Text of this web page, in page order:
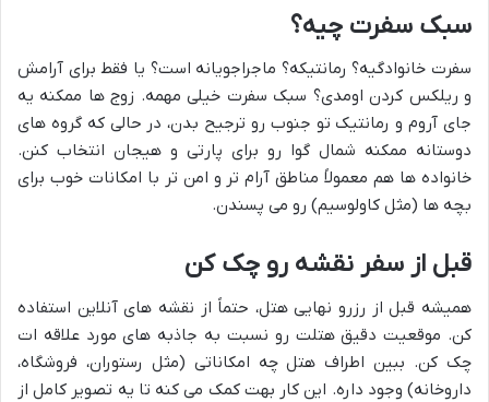
سبک سفرت چیه؟
سفرت خانوادگیه؟ رمانتیکه؟ ماجراجویانه است؟ یا فقط برای آرامش
و ریلکس کردن اومدی؟ سبک سفرت خیلی مهمه. زوج ها ممکنه یه
جای آروم و رمانتیک تو جنوب رو ترجیح بدن، در حالی که گروه های
دوستانه ممکنه شمال گوا رو برای پارتی و هیجان انتخاب کنن.
خانواده ها هم معمولاً مناطق آرام تر و امن تر با امکانات خوب برای
بچه ها (مثل کاولوسیم) رو می پسندن.
قبل از سفر نقشه رو چک کن
همیشه قبل از رزرو نهایی هتل، حتماً از نقشه های آنلاین استفاده
کن. موقعیت دقیق هتلت رو نسبت به جاذبه های مورد علاقه ات
چک کن. ببین اطراف هتل چه امکاناتی (مثل رستوران، فروشگاه،
داروخانه) وجود داره. این کار بهت کمک می کنه تا یه تصویر کامل از